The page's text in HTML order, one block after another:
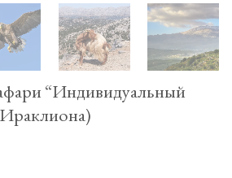
“Индивидуальный